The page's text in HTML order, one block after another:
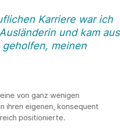
Karriere war ich
und kam aus
geholfen, meinen
von ganz wenigen
ihren eigenen, konsequent
positionierte.